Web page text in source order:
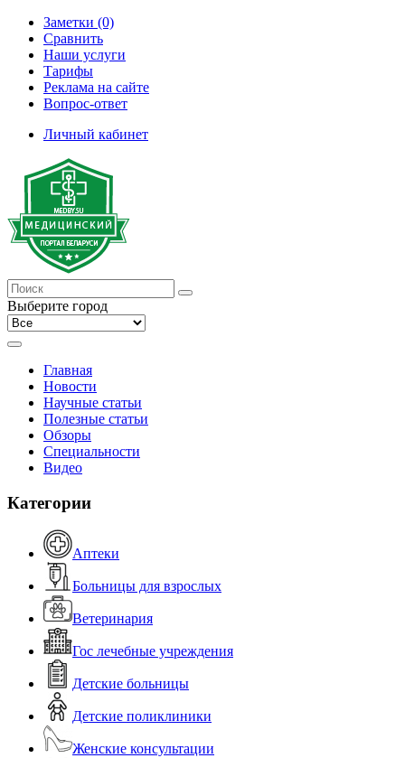
Заметки (0)
Сравнить
Наши услуги
Тарифы
Реклама на сайте
Вопрос-ответ
Личный кабинет
Выберите город
Главная
Новости
Научные статьи
Полезные статьи
Обзоры
Специальности
Видео
Категории
Аптеки
Больницы для взрослых
Ветеринария
Гос лечебные учреждения
Детские больницы
Детские поликлиники
Женские консультации